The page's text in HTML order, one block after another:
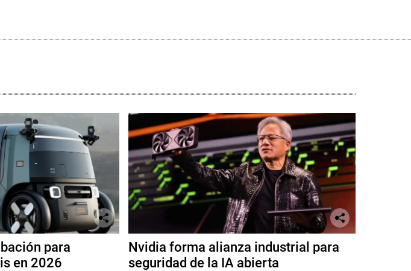
para
en 2026
Nvidia forma alianza industrial para
seguridad de la IA abierta